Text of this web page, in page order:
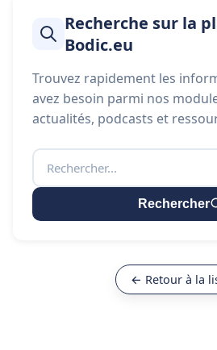
Recherche sur la
Bodic.eu
Trouvez rapidement les
avez besoin parmi nos
actualités, podcasts et
Rechercher
← Retour à la